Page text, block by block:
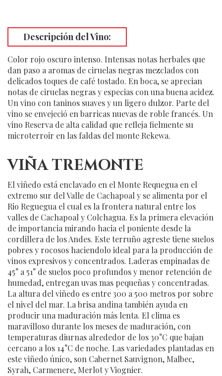
Descripción del Vino:
Color rojo oscuro intenso. Intensas notas herbales que
dan paso a aromas de ciruelas negras mezclados con
delicados toques de café tostado. En boca, se aprecian
notas de ciruelas negras y especias con una buena acidez.
Un vino con taninos suaves y un ligero dulzor. Parte del
vino se envejeció en barricas nuevas de roble francés. Un
vino Reserva de alta calidad que refleja fielmente su
microterroir en las faldas del monte Rekewa.
VIÑA TREMONTE
El viñedo está enclavado en el Monte Requegua en el
extremo sur del Valle de Cachapoal y se alimenta por el
Rio Reguegua el cual es la frontera natural entre los
valles de Cachapoal y Colchagua. Es la primera elevación
de importancia mirando hacia el poniente desde la
cordillera de los Andes. Este terruño agreste tiene suelos
pobres y rocosos haciendolo ideal para la producción de
vinos expresivos y concentrados. Laderas empinadas de
45° a 51° de suelos poco profundos y menor retención de
humedad, entregan uvas mas pequeñas y concentradas.
La altura del viñedo es entre 300 a 500 metros por sobre
el nivel del mar. La brisa andina también ayuda en
producir una maduración más lenta. El clima es
maravilloso durante los meses de maduración, con
temperaturas diurnas alrededor de los 30°C que bajan
cercano a los 14°C de noche. Las variedades plantadas en
este viñedo único, son Cabernet Sauvignon, Malbec,
Syrah, Carmenere, Merlot y Viognier.